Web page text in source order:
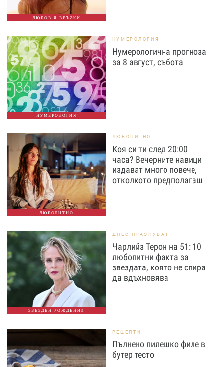
ЛЮБОВ И ВРЪЗКИ
НУМЕРОЛОГИЯ
НУМЕРОЛОГИЯ
Нумерологична прогноза
за 8 август, събота
ЛЮБОПИТНО
ЛЮБОПИТНО
Коя си ти след 20:00
часа? Вечерните навици
издават много повече,
отколкото предполагаш
ЗВЕЗДЕН РОЖДЕНИК
ДНЕС ПРАЗНУВАТ
Чарлийз Терон на 51: 10
любопитни факта за
звездата, която не спира
да вдъхновява
РЕЦЕПТИ
Пълнено пилешко филе в
бутер тесто